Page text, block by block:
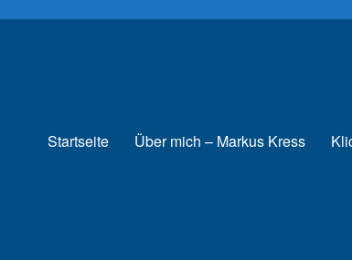
Startseite Über mich – Markus Kress